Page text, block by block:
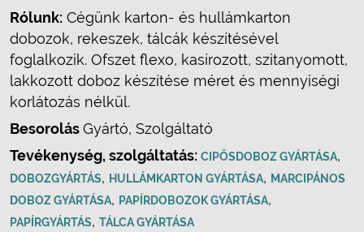
Rólunk: Cégünk karton- és hullámkarton
dobozok, rekeszek, tálcák készítésével
foglalkozik. Ofszet flexo, kasírozott, szitanyomott,
lakkozott doboz készítése méret és mennyiségi
korlátozás nélkül.
BesorolásGyártó, Szolgáltató
Tevékenység, szolgáltatás: CIPŐSDOBOZ GYÁRTÁSA,
DOBOZGYÁRTÁS, HULLÁMKARTON GYÁRTÁSA, MARCIPÁNOS
DOBOZ GYÁRTÁSA, PAPÍRDOBOZOK GYÁRTÁSA,
PAPÍRGYÁRTÁS, TÁLCA GYÁRTÁSA